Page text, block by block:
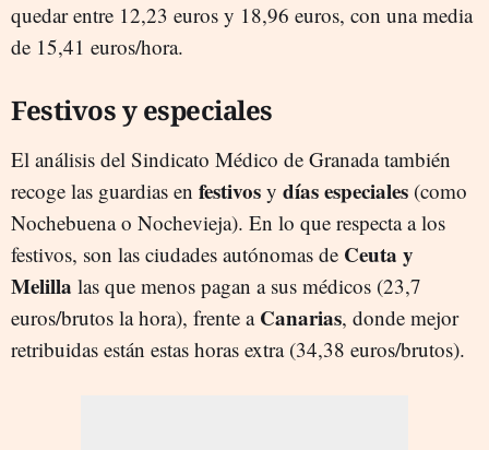
quedar entre 12,23 euros y 18,96 euros, con una media
de 15,41 euros/hora.
Festivos y especiales
El análisis del Sindicato Médico de Granada también
recoge las guardias en festivos y días especiales (como
Nochebuena o Nochevieja). En lo que respecta a los
festivos, son las ciudades autónomas de Ceuta y
Melilla las que menos pagan a sus médicos (23,7
euros/brutos la hora), frente a Canarias, donde mejor
retribuidas están estas horas extra (34,38 euros/brutos).